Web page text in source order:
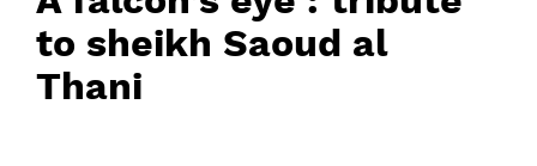
to sheikh Saoud al
Thani